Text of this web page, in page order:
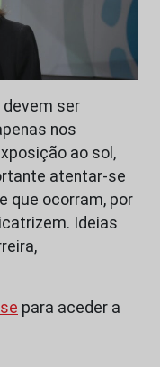
devem ser
nos
ao sol,
atentar-se
que ocorram, por
Ideias
para aceder a